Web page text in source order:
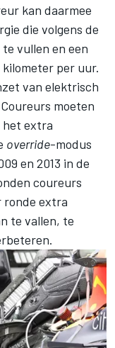
kan daarmee
die volgens de
vullen en een
per uur.
van elektrisch
moeten
het extra
override-modus
en 2013 in de
coureurs
ronde extra
te vallen, te